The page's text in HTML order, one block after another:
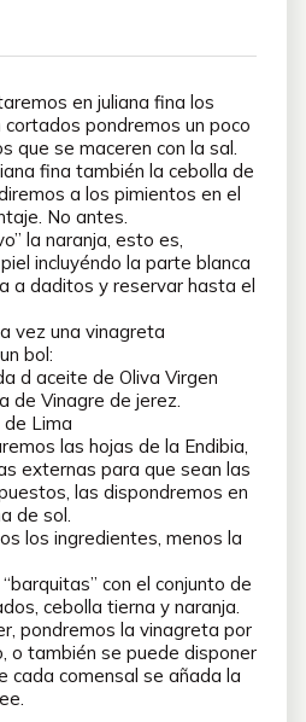
en juliana fina los
cortados pondremos un poco
que se maceren con la sal.
fina también la cebolla de
a los pimientos en el
No antes.
la naranja, esto es,
incluyéndo la parte blanca
a daditos y reservar hasta el
vez una vinagreta
bol:
d aceite de Oliva Virgen
de Vinagre de jerez.
de Lima
las hojas de la Endibia,
externas para que sean las
las dispondremos en
de sol.
los ingredientes, menos la
con el conjunto de
cebolla tierna y naranja.
pondremos la vinagreta por
o también se puede disponer
cada comensal se añada la